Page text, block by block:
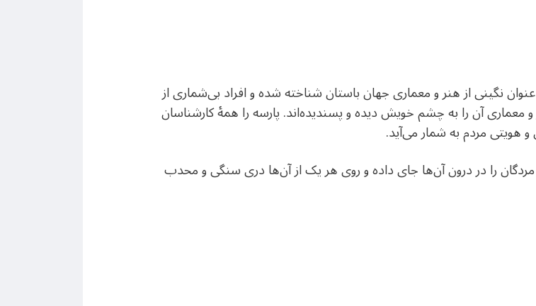
نگینی از هنر و معماری جهان باستان شناخته شده و افراد بی‌شماری از
معماری آن را به چشم خویش دیده و پسندیده‌اند. پارسه را همۀ کارشناسان
و هویتی مردم به شمار می‌آید.
مردگان را در درون آن‌ها جای داده و روی هر یک از آن‌ها دری سنگی و محدب